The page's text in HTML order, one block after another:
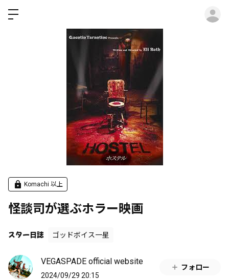
Komachi 以上
怪談司が選ぶホラー映画
スター日誌 ゴッドボイス一星
VEGASPADE official website
2024/09/29 20:15
フォロー